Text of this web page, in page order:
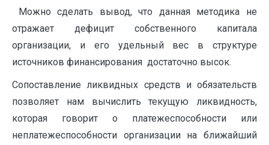
Можно сделать вывод, что данная методика не
отражает дефицит собственного капитала
организации, и его удельный вес в структуре
источников финансирования достаточно высок.
Сопоставление ликвидных средств и обязательств
позволяет нам вычислить текущую ликвидность,
которая говорит о платежеспособности или
неплатежеспособности организации на ближайший